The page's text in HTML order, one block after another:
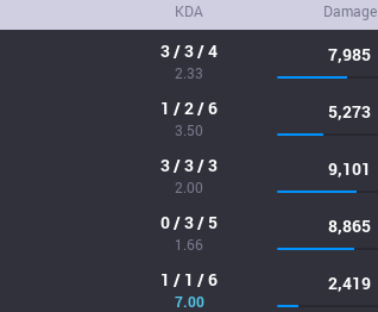
KDA Damage
3 / 3 / 4
2.33
7,985
1 / 2 / 6
3.50
5,273
3 / 3 / 3
2.00
9,101
0 / 3 / 5
1.66
8,865
1 / 1 / 6
7.00
2,419